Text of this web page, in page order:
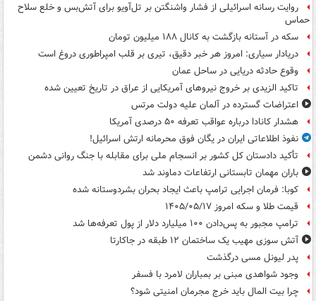
روایت رسانه اسرائیلی از فشار واشنگتن بر تل‌آویو برای آتش‌بس و خلع سلاح
حماس
سکه در آستانه بازگشت به کانال ۱۸۸ میلیون تومان
دریادار سیاری: امروز هر خبر دقیق، تیری بر قلب امپراطوری دروغ است
وقوع حادثه دریایی در ساحل عمان
تاکید الزیدی بر خروج نیروهای آمریکایی از عراق در تاریخ تعیین شده
اعتراضات گسترده در آلمان علیه دولت مرتس
هشدار کانادا درباره عواقب تعرفه ۵۰ درصدی آمریکا
نفوذ اطلاعاتی ایران در یگان فوق محرمانه ارتش اسرائیل!
تأکید دادستان کل کشور بر انسجام ملی برای مقابله با جنگ روانی دشمن
باران مهمان تابستانی ارتفاعات دماوند شد
کوبا: فرمان اجرایی ترامپ باعث ایجاد بحران بشردوستانه شده
قیمت طلا و سکه امروز ۱۴۰۵/۰۵/۱۷
ترامپ مجبور به پس‌دادن ۱۰۰ میلیارد دلار از پول تعرفه‌ها شد
آتش سوزی مهیب یک ساختمان ۱۲ طبقه در جاکارتا
پدر لیونل مسی درگذشت
وجود شواهدی مبنی بر بمباران لامرد با فسفر
چرا بیت المال باید خرج مجرمان امنیتی شود؟